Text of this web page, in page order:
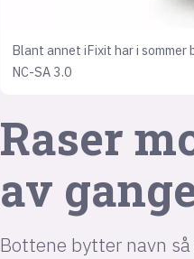
Blant annet iFixit har i sommer
NC-SA 3.0
Raser
av
Bottene bytter navn